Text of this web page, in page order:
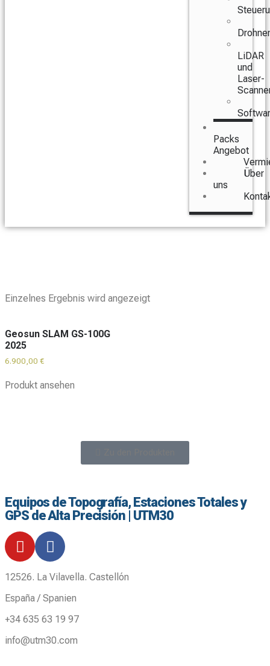
LiDAR
und
Laser-
Packs
Angebot
Über
uns
Einzelnes Ergebnis wird angezeigt
Geosun SLAM GS-100G
2025
6.900,00 €
Produkt ansehen
Equipos de Topografía, Estaciones Totales y
GPS de Alta Precisión | UTM30
12526. La Vilavella. Castellón
España / Spanien
+34 635 63 19 97
info@utm30.com